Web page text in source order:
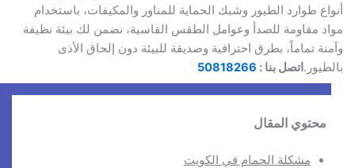
أنواع طوارد الطيور وشبك الحماية للمناور والمكيفات، باستخدام
مواد مقاومة للصدأ وعوامل الطقس القاسية، نضمن لك بيئة نظيفة
وآمنة تماماً، بطرق احترافية وصديقة للبيئة دون إلحاق الأذى
بالطيور. اتصل بنا : 50818266
محتوي المقال
مشكلة الحمام في الكويت